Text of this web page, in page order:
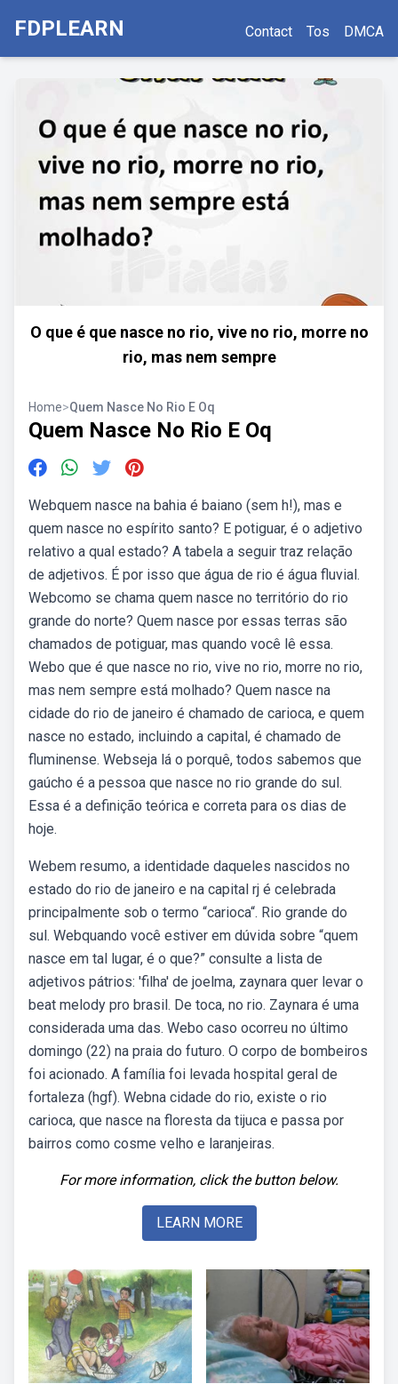
FDPLEARN Contact Tos DMCA
O que é que nasce no rio, vive no rio, morre no
rio, mas nem sempre
Home>Quem Nasce No Rio E Oq
Quem Nasce No Rio E Oq
Webquem nasce na bahia é baiano (sem h!), mas e
quem nasce no espírito santo? E potiguar, é o adjetivo
relativo a qual estado? A tabela a seguir traz relação
de adjetivos. É por isso que água de rio é água fluvial.
Webcomo se chama quem nasce no território do rio
grande do norte? Quem nasce por essas terras são
chamados de potiguar, mas quando você lê essa.
Webo que é que nasce no rio, vive no rio, morre no rio,
mas nem sempre está molhado? Quem nasce na
cidade do rio de janeiro é chamado de carioca, e quem
nasce no estado, incluindo a capital, é chamado de
fluminense. Webseja lá o porquê, todos sabemos que
gaúcho é a pessoa que nasce no rio grande do sul.
Essa é a definição teórica e correta para os dias de
hoje.
Webem resumo, a identidade daqueles nascidos no
estado do rio de janeiro e na capital rj é celebrada
principalmente sob o termo “carioca“. Rio grande do
sul. Webquando você estiver em dúvida sobre “quem
nasce em tal lugar, é o que?” consulte a lista de
adjetivos pátrios: 'filha' de joelma, zaynara quer levar o
beat melody pro brasil. De toca, no rio. Zaynara é uma
considerada uma das. Webo caso ocorreu no último
domingo (22) na praia do futuro. O corpo de bombeiros
foi acionado. A família foi levada hospital geral de
fortaleza (hgf). Webna cidade do rio, existe o rio
carioca, que nasce na floresta da tijuca e passa por
bairros como cosme velho e laranjeiras.
For more information, click the button below.
LEARN MORE